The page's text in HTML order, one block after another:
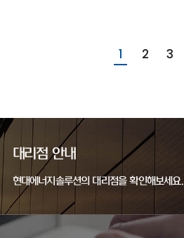
1 2 3
대리점 안내
현대에너지솔루션의 대리점을 확인해보세요.